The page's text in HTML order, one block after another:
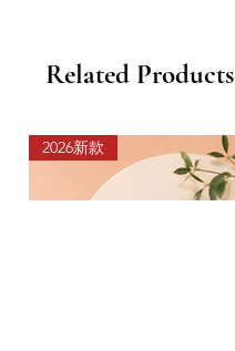
Related Products
2026新款